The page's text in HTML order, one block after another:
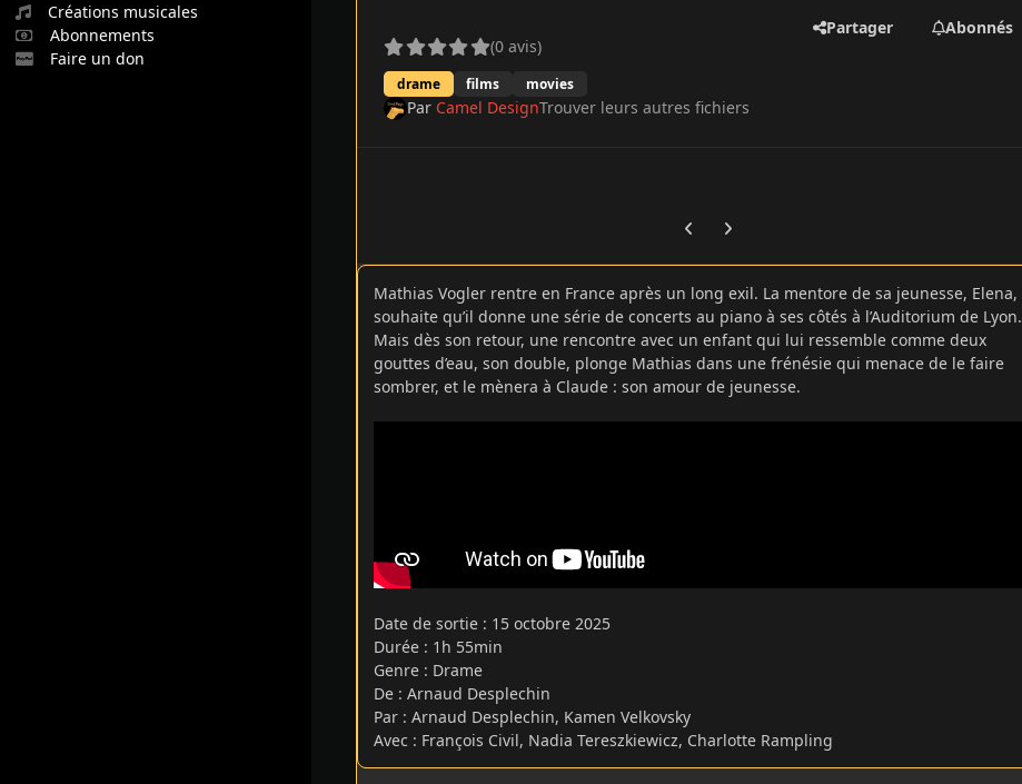
Créations musicales
Abonnements
Faire un don
(0 avis)
drame films movies
Partager Abonnés
Par Camel DesignTrouver leurs autres fichiers
Previous carousel slide
Next carousel slide
Mathias Vogler rentre en France après un long exil. La mentore de sa jeunesse, Elena,
souhaite qu’il donne une série de concerts au piano à ses côtés à l’Auditorium de Lyon.
Mais dès son retour, une rencontre avec un enfant qui lui ressemble comme deux
gouttes d’eau, son double, plonge Mathias dans une frénésie qui menace de le faire
sombrer, et le mènera à Claude : son amour de jeunesse.
Date de sortie : 15 octobre 2025
Durée : 1h 55min
Genre : Drame
De : Arnaud Desplechin
Par : Arnaud Desplechin, Kamen Velkovsky
Avec : François Civil, Nadia Tereszkiewicz, Charlotte Rampling